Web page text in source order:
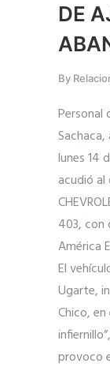
DE
By
Personal
lunes 14
acudió
403, con
América
El
Ugarte,
Chico,
provoco